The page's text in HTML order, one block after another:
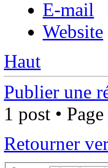
E-mail
Website
Haut
Publier une
1 post • Page
Retourner